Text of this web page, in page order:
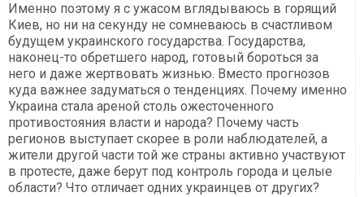
Именно поэтому я с ужасом вглядываюсь в горящий
Киев, но ни на секунду не сомневаюсь в счастливом
будущем украинского государства. Государства,
наконец-то обретшего народ, готовый бороться за
него и даже жертвовать жизнью. Вместо прогнозов
куда важнее задуматься о тенденциях. Почему именно
Украина стала ареной столь ожесточенного
противостояния власти и народа? Почему часть
регионов выступает скорее в роли наблюдателей, а
жители другой части той же страны активно участвуют
в протесте, даже берут под контроль города и целые
области? Что отличает одних украинцев от других?